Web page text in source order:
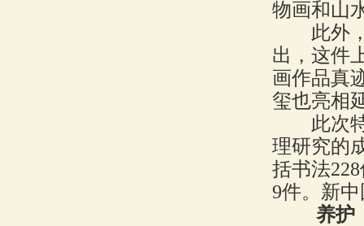
物画和山
此外，
出，这件
画作品真
玺也亮相
此次特
理研究的
括书法
9件。新
养护